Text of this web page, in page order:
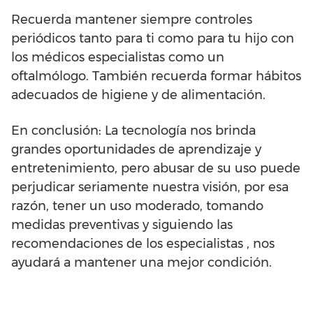
Recuerda mantener siempre controles
periódicos tanto para ti como para tu hijo con
los médicos especialistas como un
oftalmólogo. También recuerda formar hábitos
adecuados de higiene y de alimentación.
En conclusión: La tecnología nos brinda
grandes oportunidades de aprendizaje y
entretenimiento, pero abusar de su uso puede
perjudicar seriamente nuestra visión, por esa
razón, tener un uso moderado, tomando
medidas preventivas y siguiendo las
recomendaciones de los especialistas , nos
ayudará a mantener una mejor condición.